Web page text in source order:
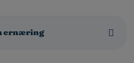
ernæring